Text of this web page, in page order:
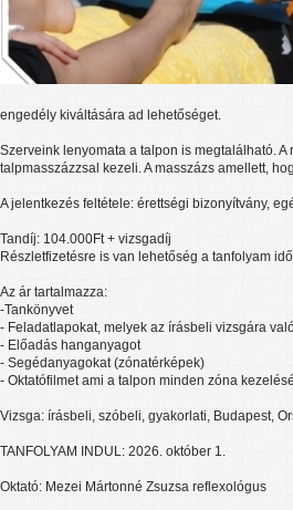
engedély kiváltására ad lehetőséget.
Szerveink lenyomata a talpon is megtalálható.
talpmasszázzsal kezeli. A masszázs amellett,
A jelentkezés feltétele: érettségi bizonyítvány,
Tandíj: 104.000Ft + vizsgadíj
Részletfizetésre is van lehetőség a tanfolyam
Az ár tartalmazza:
-Tankönyvet
- Feladatlapokat, melyek az írásbeli vizsgára
- Előadás hanganyagot
- Segédanyagokat (zónatérképek)
- Oktatófilmet ami a talpon minden zóna
Vizsga: írásbeli, szóbeli, gyakorlati, Budapest,
TANFOLYAM INDUL: 2026. október 1.
Oktató: Mezei Mártonné Zsuzsa reflexológus